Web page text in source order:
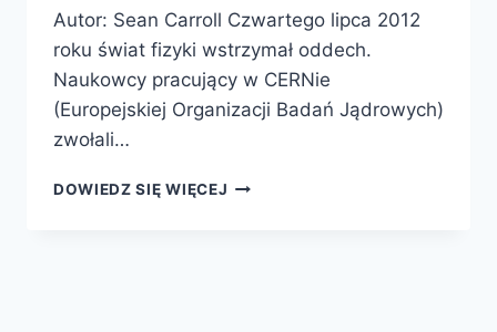
Autor: Sean Carroll Czwartego lipca 2012
roku świat fizyki wstrzymał oddech.
Naukowcy pracujący w CERNie
(Europejskiej Organizacji Badań Jądrowych)
zwołali…
DOWIEDZ SIĘ WIĘCEJ CZĄSTKA